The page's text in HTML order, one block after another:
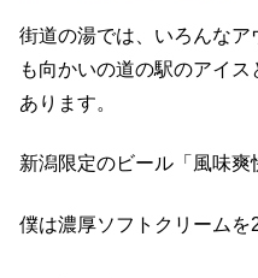
街道の湯では、いろんな
も向かいの道の駅のアイ
あります。
新潟限定のビール「風味爽
僕は濃厚ソフトクリームを